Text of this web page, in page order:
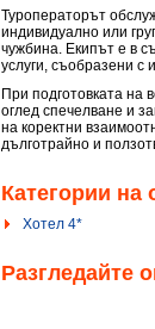
Туроператорът
индивидуално или
чужбина. Екипът е в
услуги, съобразени с
При подготовката на
оглед спечелване и
на коректни
дълготрайно и
Категории на
Хотел 4*
Разгледайте